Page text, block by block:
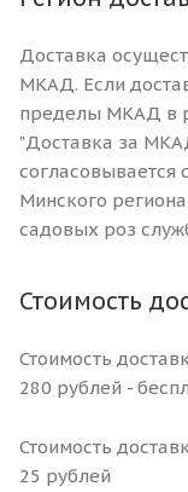
Доставка
МКАД. Если
пределы МКАД в
"Доставка за
согласовывается
Минского
садовых роз
Стоимость
Стоимость
280 рублей -
Стоимость
25 рублей